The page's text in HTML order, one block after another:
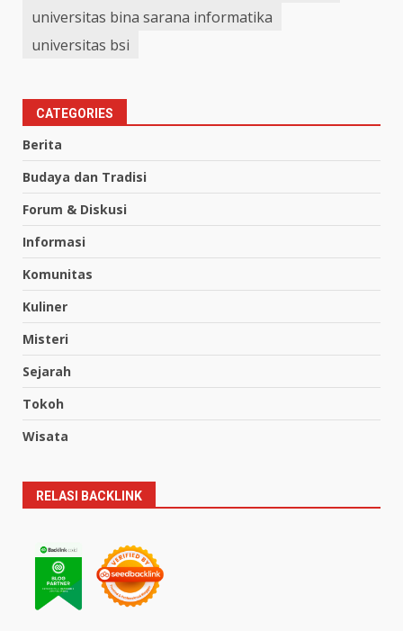
universitas bina sarana informatika
universitas bsi
CATEGORIES
Berita
Budaya dan Tradisi
Forum & Diskusi
Informasi
Komunitas
Kuliner
Misteri
Sejarah
Tokoh
Wisata
RELASI BACKLINK